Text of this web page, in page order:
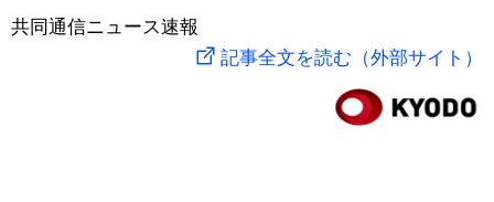
社会
旅と暮らし
暮らし
共同通信ニュース速報
記事全文を読む（外部サイト）